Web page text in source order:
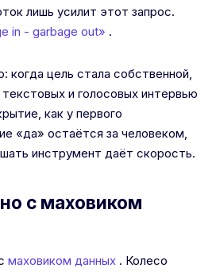
лишь усилит этот запрос.
in - garbage out» .
когда цель стала собственной,
и голосовых интервью
как у первого
«да» остаётся за человеком,
инструмент даёт скорость.
с маховиком
маховиком данных . Колесо